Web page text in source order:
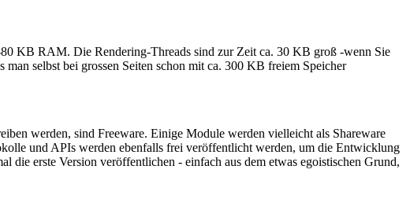
KB RAM. Die Rendering-Threads sind zur Zeit ca. 30 KB groß -wenn Sie
selbst bei grossen Seiten schon mit ca. 300 KB freiem Speicher
werden, sind Freeware. Einige Module werden vielleicht als Shareware
und APIs werden ebenfalls frei veröffentlicht werden, um die Entwicklung
die erste Version veröffentlichen - einfach aus dem etwas egoistischen Grund,